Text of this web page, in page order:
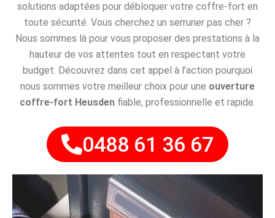
solutions adaptées pour débloquer votre coffre-fort en
toute sécurité. Vous cherchez un serrurier pas cher ?
Nous sommes là pour vous proposer des prestations à la
hauteur de vos attentes tout en respectant votre
budget. Découvrez dans cet appel à l’action pourquoi
nous sommes votre meilleur choix pour une ouverture
coffre-fort Heusden fiable, professionnelle et rapide.
0488 61 36 67